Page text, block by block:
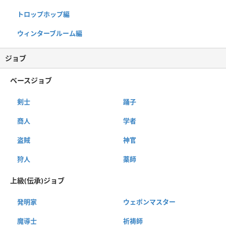
トロップホップ編
ウィンターブルーム編
ジョブ
ベースジョブ
剣士 踊子
商人 学者
盗賊 神官
狩人 薬師
上級(伝承)ジョブ
発明家 ウェポンマスター
魔導士 祈祷師